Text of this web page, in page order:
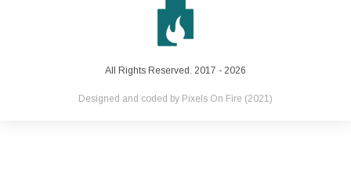
All Rights Reserved. 2017 - 2026
Designed and coded by Pixels On Fire (2021)